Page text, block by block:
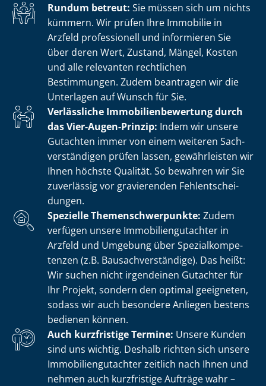
Rundum betreut: Sie müssen sich um nichts
kümmern. Wir prüfen Ihre Immobilie in
Arzfeld professionell und informieren Sie
über deren Wert, Zustand, Mängel, Kosten
und alle relevanten rechtlichen
Bestimmungen. Zudem beantragen wir die
Unterlagen auf Wunsch für Sie.
Verlässliche Im­mo­bi­li­en­be­wer­tung durch
das Vier-Augen-Prinzip: Indem wir unsere
Gutachten immer von einem weiteren Sach­
ver­stän­di­gen prüfen lassen, gewährleisten wir
Ihnen höchste Qualität. So bewahren wir Sie
zuverlässig vor gravierenden Fehl­ent­schei­
dun­gen.
Spezielle The­men­schwer­punk­te: Zudem
verfügen unsere Im­mo­bi­li­en­gut­ach­ter in
Arzfeld und Umgebung über Spe­zi­al­kom­pe­
ten­zen (z.B. Bau­sach­ver­stän­di­ge). Das heißt:
Wir suchen nicht irgendeinen Gutachter für
Ihr Projekt, sondern den optimal geeigneten,
sodass wir auch besondere Anliegen bestens
bedienen können.
Auch kurzfristige Termine: Unsere Kunden
sind uns wichtig. Deshalb richten sich unsere
Im­mo­bi­li­en­gut­ach­ter zeitlich nach Ihnen und
nehmen auch kurzfristige Aufträge wahr –